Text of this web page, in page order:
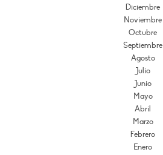
Diciembre
Noviembre
Octubre
Septiembre
Agosto
Julio
Junio
Mayo
Abril
Marzo
Febrero
Enero